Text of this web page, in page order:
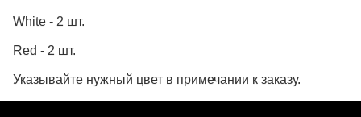
White - 2 шт.
Red - 2 шт.
Указывайте нужный цвет в примечании к заказу.